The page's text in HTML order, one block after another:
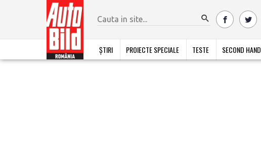
ȘTIRI PROIECTE SPECIALE TESTE SECOND HAND